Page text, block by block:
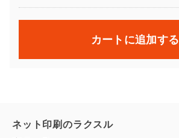
カートに追加する
ネット印刷のラクスル